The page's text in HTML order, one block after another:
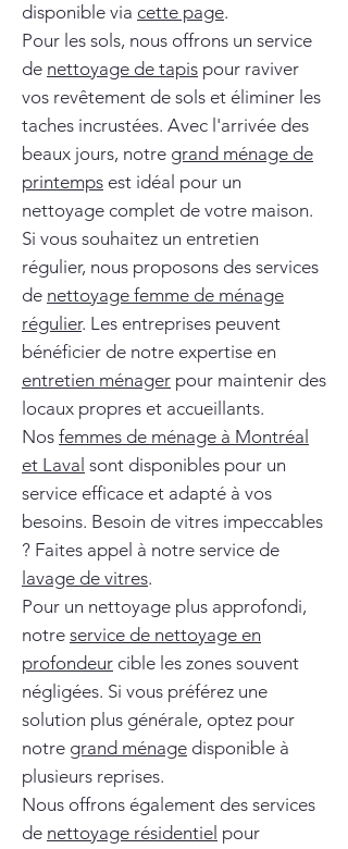
disponible via cette page.
Pour les sols, nous offrons un service
de nettoyage de tapis pour raviver
vos revêtement de sols et éliminer les
taches incrustées. Avec l'arrivée des
beaux jours, notre grand ménage de
printemps est idéal pour un
nettoyage complet de votre maison.
Si vous souhaitez un entretien
régulier, nous proposons des services
de nettoyage femme de ménage
régulier. Les entreprises peuvent
bénéficier de notre expertise en
entretien ménager pour maintenir des
locaux propres et accueillants.
Nos femmes de ménage à Montréal
et Laval sont disponibles pour un
service efficace et adapté à vos
besoins. Besoin de vitres impeccables
? Faites appel à notre service de
lavage de vitres.
Pour un nettoyage plus approfondi,
notre service de nettoyage en
profondeur cible les zones souvent
négligées. Si vous préférez une
solution plus générale, optez pour
notre grand ménage disponible à
plusieurs reprises.
Nous offrons également des services
de nettoyage résidentiel pour